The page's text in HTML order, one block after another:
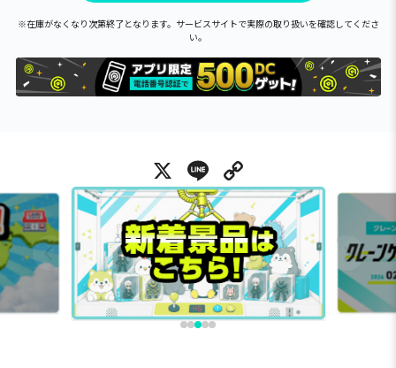
※在庫がなくなり次第終了となります。サービスサイトで実際の取り扱いを確認してくださ
い。
X Line